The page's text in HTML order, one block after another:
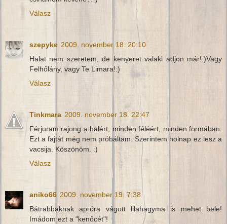
Válasz
szepyke 2009. november 18. 20:10
Halat nem szeretem, de kenyeret valaki adjon már!:)Vagy
Felhőlány, vagy Te Limara!:)
Válasz
Tinkmara 2009. november 18. 22:47
Férjuram rajong a halért, minden féléért, minden formában.
Ezt a fajtát még nem próbáltam. Szerintem holnap ez lesz a
vacsija. Köszönöm. :)
Válasz
aniko66 2009. november 19. 7:38
Bátrabbaknak apróra vágott lilahagyma is mehet bele!
Imádom ezt a "kenőcét"!